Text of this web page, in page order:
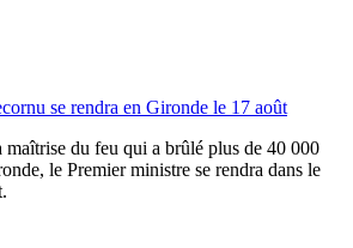
se rendra en Gironde le 17 août
maîtrise du feu qui a brûlé plus de 40 000
le Premier ministre se rendra dans le